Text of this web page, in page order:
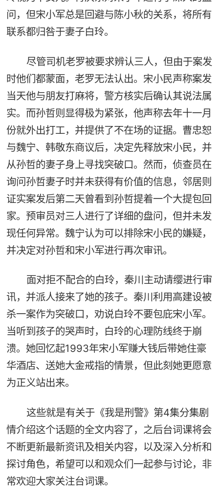
问，但宋小军总是回避与陈小秋的关系，将所有
联系都归咎于妻子白玲。
尽管司机老罗被要求辨认三人，但由于案发
时他们都蒙面，老罗无法认出。宋小民声称案发
当天他与朋友打麻将，警方核实后确认其说法属
实。而孙哲则显得极为紧张，他声称去年十一月
份就外出打工，并提供了不在场的证据。曹忠恕
与魏宁、韩敬东商议后，决定先释放宋小民，并
从孙哲的妻子身上寻找突破口。然而，侦查员在
询问孙哲妻子时并未获得有价值的信息，邻居则
证实案发后第二天曾看到孙哲提着一个大提包回
家。预审员对三人进行了详细的盘问，但并未发
现任何异常。魏宁认为可以排除宋小民的嫌疑，
并决定对孙哲和宋小军进行再次审讯。
面对拒不配合的白玲，秦川主动请缨进行审
讯，并派人接来了她的孩子。秦川利用高建设被
杀一案作为突破口，劝说白玲不要包庇宋小军。
当听到孩子的哭声时，白玲的心理防线终于崩
溃。她回忆起1993年宋小军赚大钱后带她住豪
华酒店、送她大金戒指的情景，但此刻她更愿意
为正义站出来。
这些就是有关于《我是刑警》第4集分集剧
情介绍这个话题的全文内容了，之后台词课将会
不断更新最新资讯及相关内容，以及深入分析和
探讨角色，希望可以和观众们一起参与讨论，非
常欢迎大家关注台词课。